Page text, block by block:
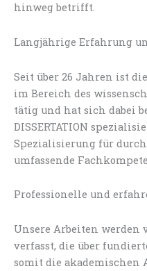
hinweg betrifft.
Langjährige Erfahrung
Seit über 26 Jahren ist
im Bereich des
tätig und hat sich dabei
DISSERTATION
Spezialisierung für
umfassende
Professionelle und
Unsere Arbeiten werden
verfasst, die über
somit die akademischen